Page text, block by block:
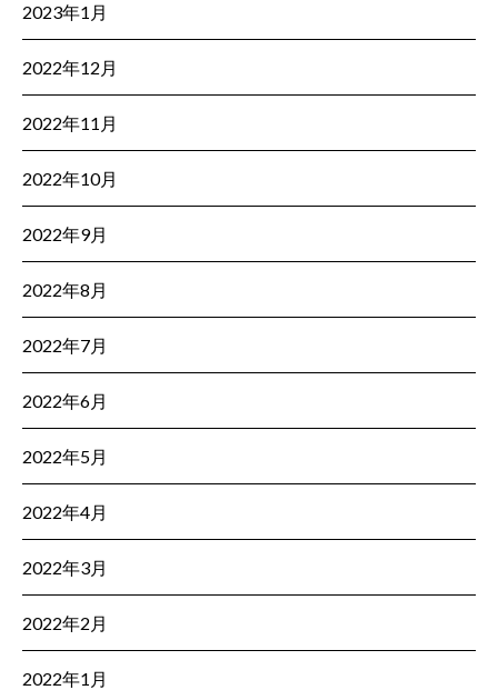
2023年1月
2022年12月
2022年11月
2022年10月
2022年9月
2022年8月
2022年7月
2022年6月
2022年5月
2022年4月
2022年3月
2022年2月
2022年1月